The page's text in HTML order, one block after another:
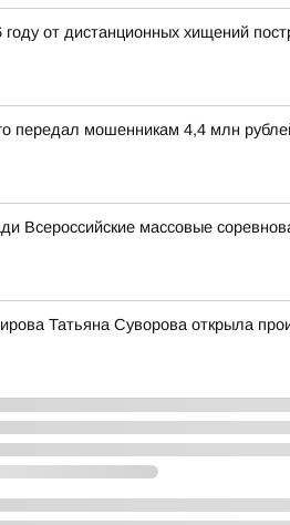
от дистанционных хищений
передал мошенникам 4,4 млн
Всероссийские массовые
Татьяна Суворова открыла